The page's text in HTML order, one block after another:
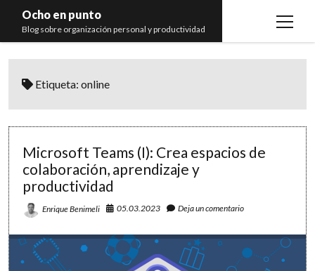
Ocho en punto
Blog sobre organización personal y productividad
open
Libros
Etiqueta:online
Microsoft Teams (I): Crea espacios de
colaboración, aprendizaje y
productividad
Enrique Benimeli 05.03.2023 Deja un comentario